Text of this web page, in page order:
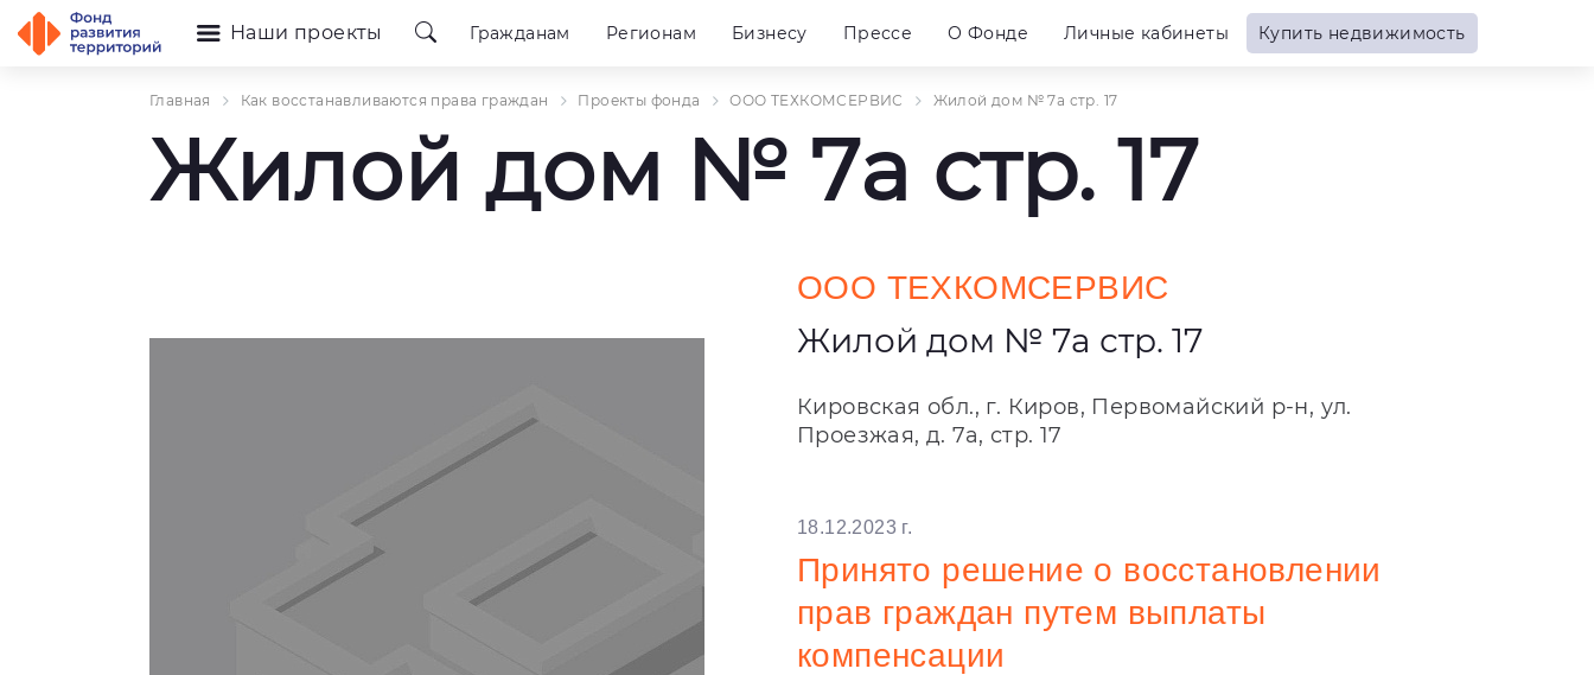
Наши проекты Гражданам Регионам Бизнесу Прессе О Фонде Личные кабинеты Купить недвижимость
Главная Как восстанавливаются права граждан Проекты фонда ООО ТЕХКОМСЕРВИС Жилой дом № 7a стр. 17
Жилой дом № 7a стр. 17
ООО ТЕХКОМСЕРВИС
Жилой дом № 7a стр. 17
Кировская обл., г. Киров, Первомайский р-н, ул.
Проезжая, д. 7а, стр. 17
18.12.2023 г.
Принято решение о восстановлении
прав граждан путем выплаты
компенсации